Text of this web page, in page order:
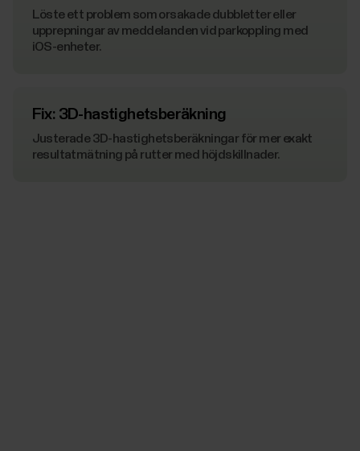
Löste ett problem som orsakade dubbletter eller
upprepningar av meddelanden vid parkoppling med
iOS-enheter.
Fix: 3D-hastighetsberäkning
Justerade 3D-hastighetsberäkningar för mer exakt
resultatmätning på rutter med höjdskillnader.